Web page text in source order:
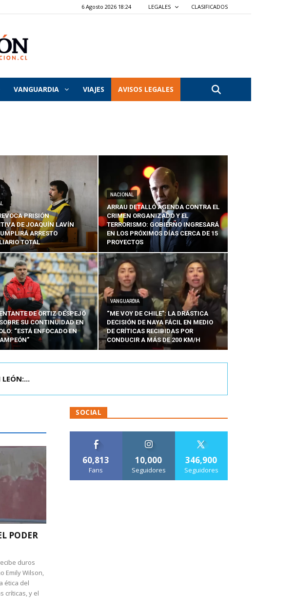
6 Agosto 2026 18:24 LEGALES CLASIFICADOS
VANGUARDIA VIAJES AVISOS LEGALES
PRISIÓN
DE JOAQUÍN LAVÍN
ARRESTO
TOTAL
NACIONAL
ARRAU DETALLÓ AGENDA CONTRA EL
CRIMEN ORGANIZADO Y EL
TERRORISMO: GOBIERNO INGRESARÁ
EN LOS PRÓXIMOS DÍAS CERCA DE 15
PROYECTOS
DE ORTIZ DESPEJÓ
SU CONTINUIDAD EN
“ESTÁ ENFOCADO EN
VANGUARDIA
“ME VOY DE CHILE”: LA DRÁSTICA
DECISIÓN DE NAYA FÁCIL EN MEDIO
DE CRÍTICAS RECIBIDAS POR
CONDUCIR A MÁS DE 200 KM/H
Y EL ...
PODER
duros
Emily Wilson,
ética del
críticas, y el
SOCIAL
60,813
Fans
10,000
Seguidores
346,900
Seguidores